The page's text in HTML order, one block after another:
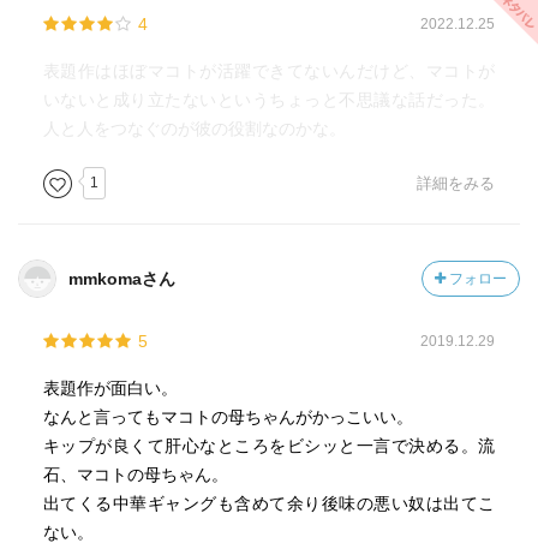
4 2022.12.25
表題作はほぼマコトが活躍できてないんだけど、マコトが
いないと成り立たないというちょっと不思議な話だった。
人と人をつなぐのが彼の役割なのかな。
1 詳細をみる
mmkomaさん フォロー
5 2019.12.29
表題作が面白い。
なんと言ってもマコトの母ちゃんがかっこいい。
キップが良くて肝心なところをビシッと一言で決める。流
石、マコトの母ちゃん。
出てくる中華ギャングも含めて余り後味の悪い奴は出てこ
ない。